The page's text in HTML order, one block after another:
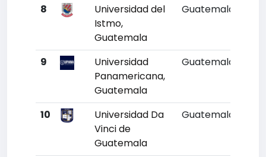
8
Universidad del
Istmo,
Guatemala
Guatemala
9
Universidad
Panamericana,
Guatemala
Guatemala
10
Universidad Da
Vinci de
Guatemala
Guatemala